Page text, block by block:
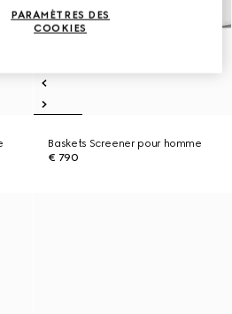
Baskets Screener pour homme
€ 790
PARAMÈTRES DES
COOKIES